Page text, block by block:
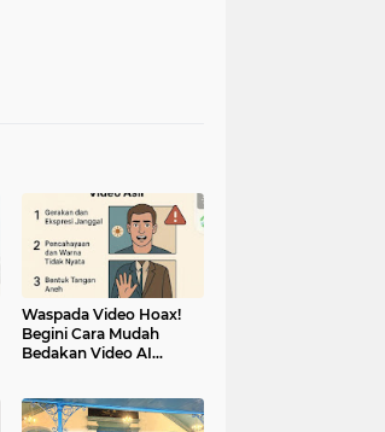
Waspada Video Hoax!
Begini Cara Mudah
Bedakan Video AI